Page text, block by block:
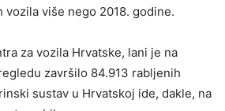
više nego 2018. godine.
za vozila Hrvatske, lani je na
završilo 84.913 rabljenih
sustav u Hrvatskoj ide, dakle, na